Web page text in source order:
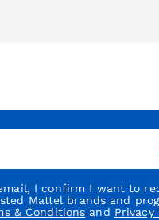
I confirm I want to
Mattel brands and
& Conditions and Privacy